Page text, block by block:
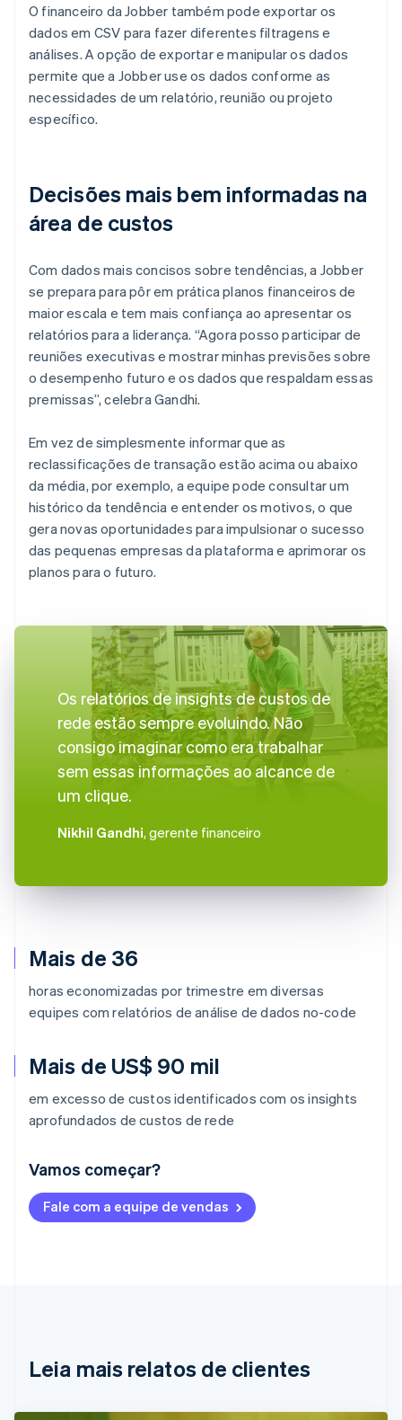
Mais de 36
horas economizadas por trimestre em diversas
equipes com relatórios de análise de dados no-code
Mais de US$ 90 mil
em excesso de custos identificados com os insights
aprofundados de custos de rede
Vamos começar?
Fale com a equipe de vendas
O financeiro da Jobber também pode exportar os
dados em CSV para fazer diferentes filtragens e
análises. A opção de exportar e manipular os dados
permite que a Jobber use os dados conforme as
necessidades de um relatório, reunião ou projeto
específico.
Decisões mais bem informadas na
área de custos
Com dados mais concisos sobre tendências, a Jobber
se prepara para pôr em prática planos financeiros de
maior escala e tem mais confiança ao apresentar os
relatórios para a liderança. “Agora posso participar de
reuniões executivas e mostrar minhas previsões sobre
o desempenho futuro e os dados que respaldam essas
premissas”, celebra Gandhi.
Em vez de simplesmente informar que as
reclassificações de transação estão acima ou abaixo
da média, por exemplo, a equipe pode consultar um
histórico da tendência e entender os motivos, o que
gera novas oportunidades para impulsionar o sucesso
das pequenas empresas da plataforma e aprimorar os
planos para o futuro.
Os relatórios de insights de custos de
rede estão sempre evoluindo. Não
consigo imaginar como era trabalhar
sem essas informações ao alcance de
um clique.
Nikhil Gandhi, gerente financeiro
Leia mais relatos de clientes
DeutschEnglish
Austrália
Bulgária